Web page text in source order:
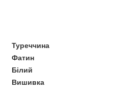
Туреччина
Фатин
Білий
Вишивка